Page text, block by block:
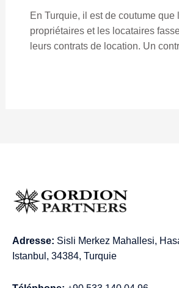
En Turquie, il est de coutume que
propriétaires et les locataires
leurs contrats de location. Un
Adresse: Sisli Merkez Mahallesi,
Istanbul, 34384, Turquie